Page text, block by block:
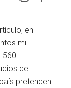
en
mil
de
pretenden